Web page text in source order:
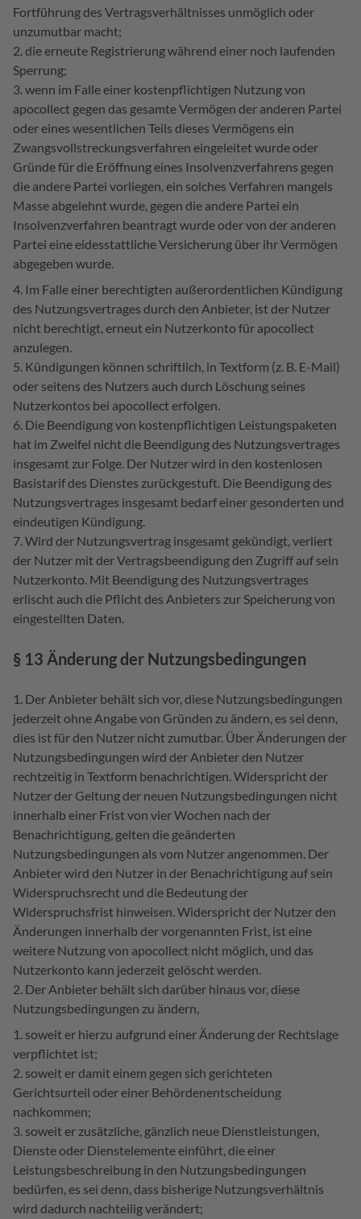
Fortführung des Vertragsverhältnisses unmöglich oder
unzumutbar macht;
die erneute Registrierung während einer noch laufenden
Sperrung;
wenn im Falle einer kostenpflichtigen Nutzung von
apocollect gegen das gesamte Vermögen der anderen Partei
oder eines wesentlichen Teils dieses Vermögens ein
Zwangsvollstreckungsverfahren eingeleitet wurde oder
Gründe für die Eröffnung eines Insolvenzverfahrens gegen
die andere Partei vorliegen, ein solches Verfahren mangels
Masse abgelehnt wurde, gegen die andere Partei ein
Insolvenzverfahren beantragt wurde oder von der anderen
Partei eine eidesstattliche Versicherung über ihr Vermögen
abgegeben wurde.
Im Falle einer berechtigten außerordentlichen Kündigung
des Nutzungsvertrages durch den Anbieter, ist der Nutzer
nicht berechtigt, erneut ein Nutzerkonto für apocollect
anzulegen.
Kündigungen können schriftlich, in Textform (z. B. E-Mail)
oder seitens des Nutzers auch durch Löschung seines
Nutzerkontos bei apocollect erfolgen.
Die Beendigung von kostenpflichtigen Leistungspaketen
hat im Zweifel nicht die Beendigung des Nutzungsvertrages
insgesamt zur Folge. Der Nutzer wird in den kostenlosen
Basistarif des Dienstes zurückgestuft. Die Beendigung des
Nutzungsvertrages insgesamt bedarf einer gesonderten und
eindeutigen Kündigung.
Wird der Nutzungsvertrag insgesamt gekündigt, verliert
der Nutzer mit der Vertragsbeendigung den Zugriff auf sein
Nutzerkonto. Mit Beendigung des Nutzungsvertrages
erlischt auch die Pflicht des Anbieters zur Speicherung von
eingestellten Daten.
§ 13 Änderung der Nutzungsbedingungen
Der Anbieter behält sich vor, diese Nutzungsbedingungen
jederzeit ohne Angabe von Gründen zu ändern, es sei denn,
dies ist für den Nutzer nicht zumutbar. Über Änderungen der
Nutzungsbedingungen wird der Anbieter den Nutzer
rechtzeitig in Textform benachrichtigen. Widerspricht der
Nutzer der Geltung der neuen Nutzungsbedingungen nicht
innerhalb einer Frist von vier Wochen nach der
Benachrichtigung, gelten die geänderten
Nutzungsbedingungen als vom Nutzer angenommen. Der
Anbieter wird den Nutzer in der Benachrichtigung auf sein
Widerspruchsrecht und die Bedeutung der
Widerspruchsfrist hinweisen. Widerspricht der Nutzer den
Änderungen innerhalb der vorgenannten Frist, ist eine
weitere Nutzung von apocollect nicht möglich, und das
Nutzerkonto kann jederzeit gelöscht werden.
Der Anbieter behält sich darüber hinaus vor, diese
Nutzungsbedingungen zu ändern,
soweit er hierzu aufgrund einer Änderung der Rechtslage
verpflichtet ist;
soweit er damit einem gegen sich gerichteten
Gerichtsurteil oder einer Behördenentscheidung
nachkommen;
soweit er zusätzliche, gänzlich neue Dienstleistungen,
Dienste oder Dienstelemente einführt, die einer
Leistungsbeschreibung in den Nutzungsbedingungen
bedürfen, es sei denn, dass bisherige Nutzungsverhältnis
wird dadurch nachteilig verändert;